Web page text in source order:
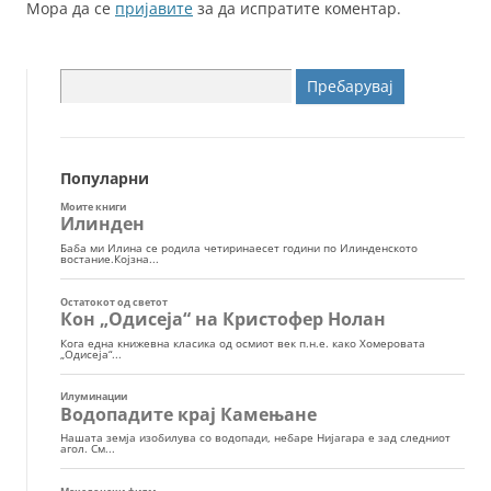
Мора да се пријавите за да испратите коментар.
за:
Популарни